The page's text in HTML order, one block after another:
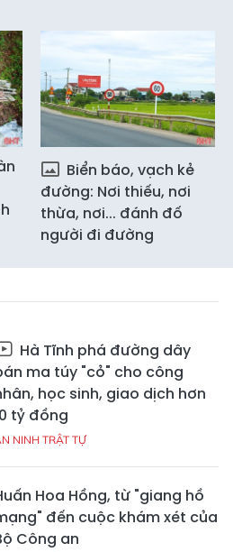
Biển báo, vạch kẻ
đường: Nơi thiếu, nơi
thừa, nơi... đánh đố
người đi đường
Hà Tĩnh phá đường dây
ma túy "cỏ" cho công
học sinh, giao dịch hơn
tỷ đồng
NINH TRẬT TỰ
Hoa Hồng, từ "giang hồ
đến cuộc khám xét của
Công an